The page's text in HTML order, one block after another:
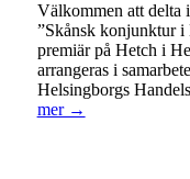
Välkommen att delta
”Skånsk konjunktur i
premiär på Hetch i
arrangeras i
Helsingborgs
mer →